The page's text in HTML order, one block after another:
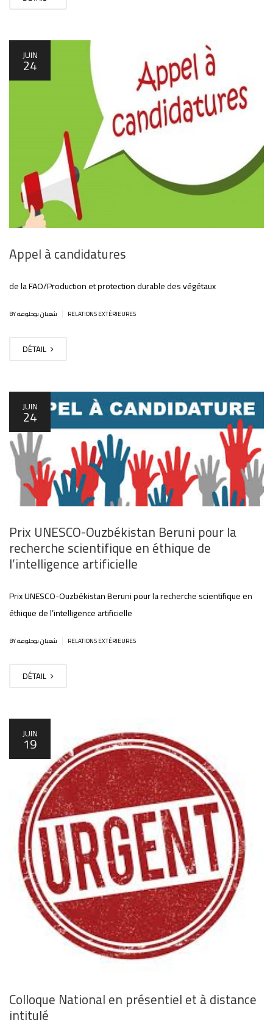
JUIN
24
Appel à candidatures
de la FAO/Production et protection durable des végétaux
RELATIONS EXTÉRIEURES
DÉTAIL
JUIN
24
Prix UNESCO-Ouzbékistan Beruni pour la
recherche scientifique en éthique de
l’intelligence artificielle
Prix UNESCO-Ouzbékistan Beruni pour la recherche scientifique en
éthique de l’intelligence artificielle
RELATIONS EXTÉRIEURES
DÉTAIL
JUIN
19
Colloque National en présentiel et à distance
intitulé